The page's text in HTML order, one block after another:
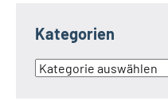
Kategorien
Kategorien